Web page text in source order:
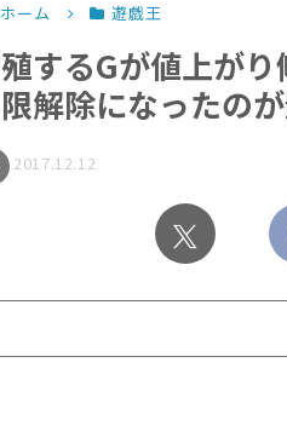
ホーム 遊戯王
するGが値上が
解除になったの
2017.12.12